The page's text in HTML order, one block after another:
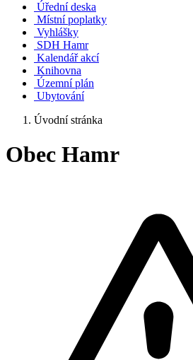
Úřední deska
Místní poplatky
Vyhlášky
SDH Hamr
Kalendář akcí
Knihovna
Územní plán
Ubytování
Úvodní stránka
Obec Hamr